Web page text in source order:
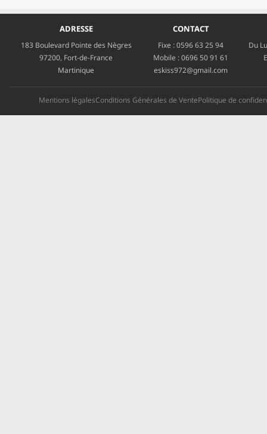
ADRESSE
183 Boulevard Pointe des Nègres
97200, Fort-de-France
Martinique
CONTACT
Fixe :0596 63 25 94
Mobile :0696 50 91 61
eskiss972@gmail.com
Du
Mentions légalesConditions Générales de VentePolitique de